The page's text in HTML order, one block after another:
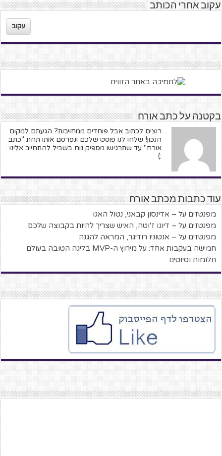
עקוב אחרי הכותב
עקוב
בקטנה על כתב אורח
רוצים לכתוב אבל פוחדים ממחויבות? הגעתם למקום
הנכון! שלחו לנו פוסט שלכם ונפרסם אותו תחת "כתב
אורח" עד שתרגישו מספיק נוח בשביל להתחייב אלינו
:)
עוד כתבות מכתב אורח
מפנטזים על – אדינסון קבאני, נטול האגו
מפנטזים על – דיוגו ז'וטה, האיש שצריך להיות בקבוצה שלכם
מפנטזים על – אנטוניו רודיגר, המראה להגנה
חמישה בעקבות אחד: על מירוץ ה-MVP בליגה הטובה בעולם
חלומות וסיוטים